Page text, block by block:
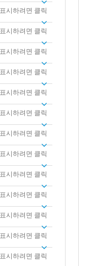
표시하려면 클릭
표시하려면 클릭
표시하려면 클릭
표시하려면 클릭
표시하려면 클릭
표시하려면 클릭
표시하려면 클릭
표시하려면 클릭
표시하려면 클릭
표시하려면 클릭
표시하려면 클릭
표시하려면 클릭
표시하려면 클릭